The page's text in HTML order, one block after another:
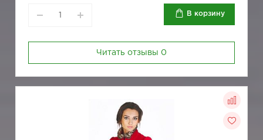
В корзину
Читать отзывы 0